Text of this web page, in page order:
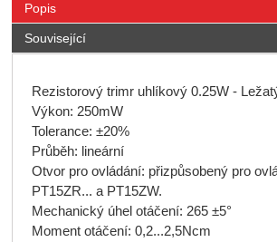
Popis
Související
Rezistorový trimr uhlíkový 0.25W -
Výkon: 250mW
Tolerance: ±20%
Průběh: lineární
Otvor pro ovládání: přizpůsobený pro
PT15ZR... a PT15ZW.
Mechanický úhel otáčení: 265 ±5°
Moment otáčení: 0,2...2,5Ncm